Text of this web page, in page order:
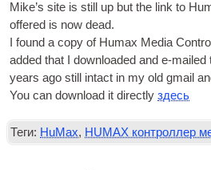
Mike’s site is still up but the link to
offered is now dead.
I found a copy of Humax Media
added that I down­loaded and
years ago still intact in my old gmail
You can down­load it dir­ectly здесь
Теги: HuMax, HUMAX контроллер